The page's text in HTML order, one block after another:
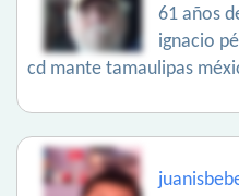
61 años
ignacio
cd mante tamaulipas